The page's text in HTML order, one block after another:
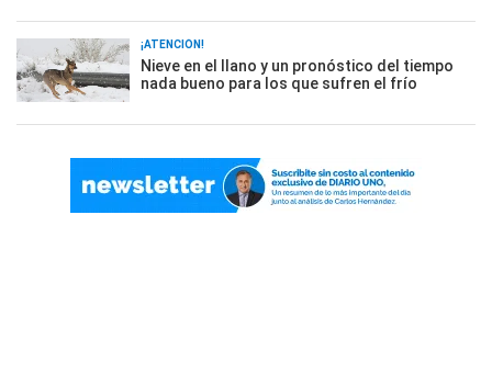
¡ATENCIÓN!
Nieve en el llano y un pronóstico del tiempo
nada bueno para los que sufren el frío